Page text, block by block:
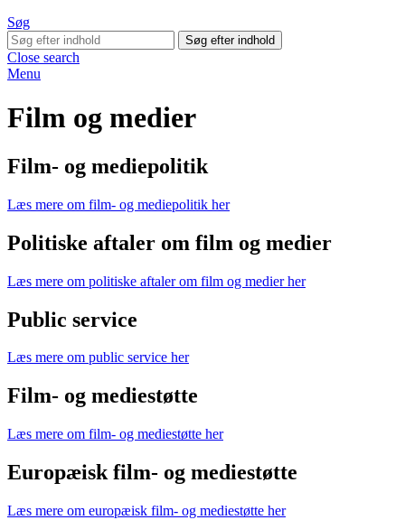
Søg
Close search
Menu
Film og medier
Film- og mediepolitik
Læs mere om film- og mediepolitik her
Politiske aftaler om film og medier
Læs mere om politiske aftaler om film og medier her
Public service
Læs mere om public service her
Film- og mediestøtte
Læs mere om film- og mediestøtte her
Europæisk film- og mediestøtte
Læs mere om europæisk film- og mediestøtte her